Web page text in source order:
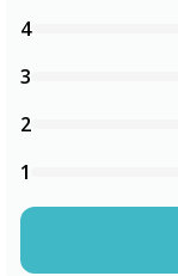
4
3
2
1